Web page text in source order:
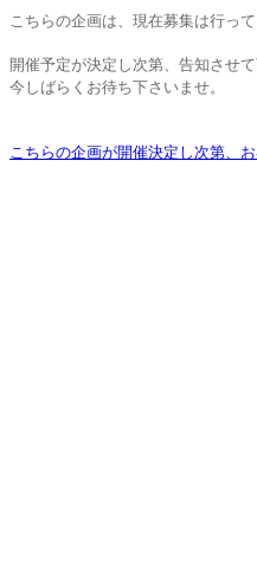
こちらの企画は、現在募集は行って
開催予定が決定し次第、告知させて
今しばらくお待ち下さいませ。
こちらの企画が開催決定し次第、